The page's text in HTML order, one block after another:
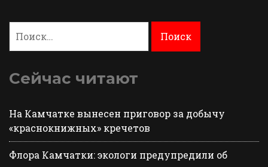
Сейчас читают
На Камчатке вынесен приговор за добычу
«краснокнижных» кречетов
Флора Камчатки: экологи предупредили об